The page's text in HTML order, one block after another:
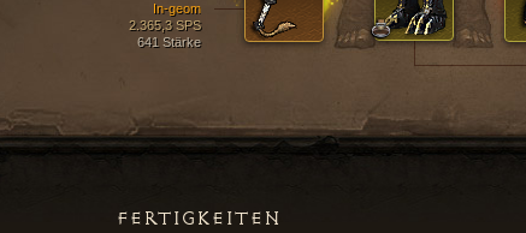
In-geom
2.365,3 SPS
641 Stärke
FERTIGKEITEN